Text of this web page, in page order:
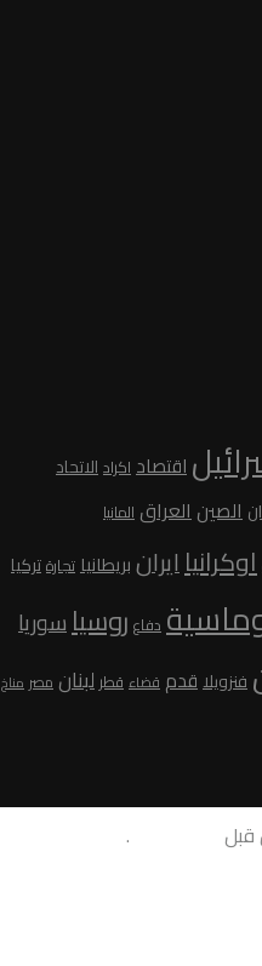
اقتصاد اكرادالاتحاد
الصينالعراق المانيا
اوكرانياايرانبريطانياتجارةتركيا
دفاع روسياسوريا
فنزويلاقدم قضاء قطر لبنان مصر مناخ
.